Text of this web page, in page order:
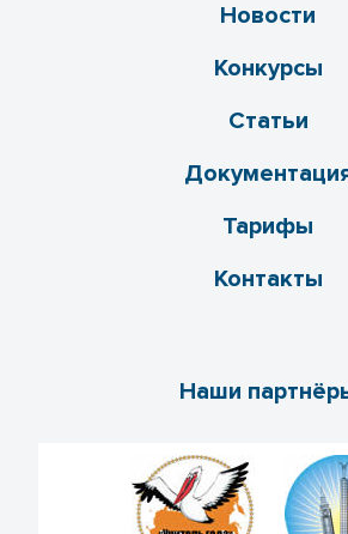
Новости
Конкурсы
Статьи
Тарифы
Контакты
Наши